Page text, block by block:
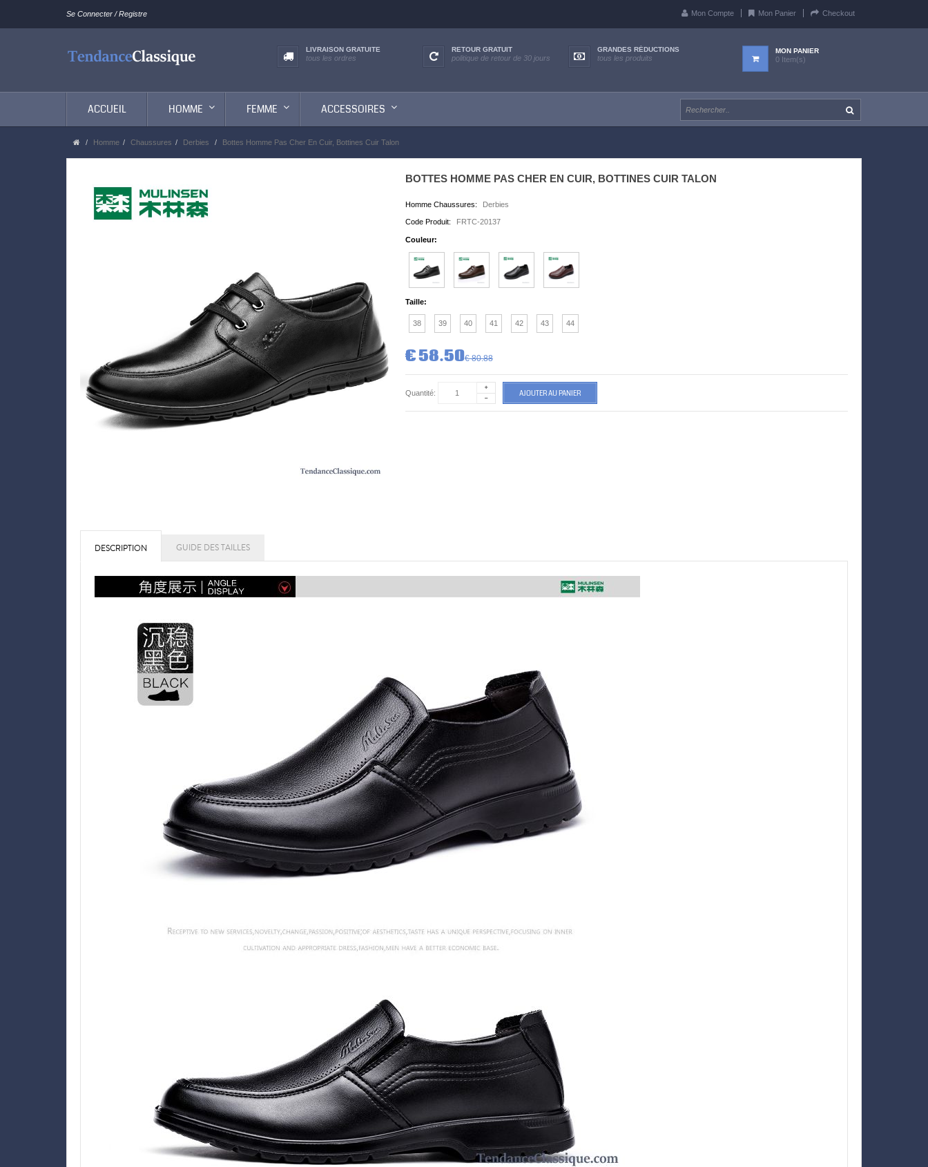
Se Connecter / Registre Mon Compte Mon Panier Checkout
LIVRAISON GRATUITE
tous les ordres
RETOUR GRATUIT
politique de retour de 30 jours
GRANDES RÉDUCTIONS
tous les produits
MON PANIER
0 Item(s)
ACCUEIL HOMME FEMME ACCESSOIRES
Homme Chaussures Derbies Bottes Homme Pas Cher En Cuir, Bottines Cuir Talon
BOTTES HOMME PAS CHER EN CUIR, BOTTINES CUIR TALON
Homme Chaussures: Derbies
Code Produit: FRTC-20137
Couleur:
Taille:
38 39 40 41 42 43 44
€ 58.50€ 80.88
Quantité: AJOUTER AU PANIER
DESCRIPTION GUIDE DES TAILLES